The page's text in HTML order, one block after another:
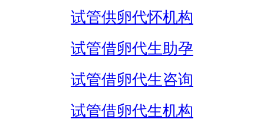
试管供卵代怀机构
试管借卵代生助孕
试管借卵代生咨询
试管借卵代生机构